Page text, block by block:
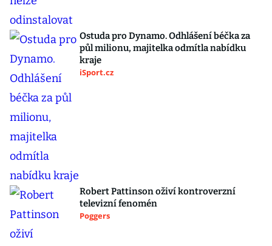
Ostuda pro Dynamo. Odhlášení béčka za
půl milionu, majitelka odmítla nabídku
kraje
iSport.cz
Robert Pattinson oživí kontroverzní
televizní fenomén
Poggers